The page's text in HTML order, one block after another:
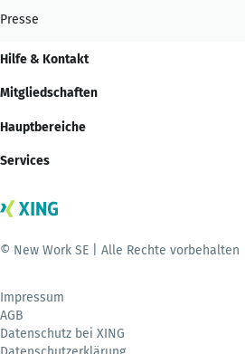
Presse
Hilfe & Kontakt
Mitgliedschaften
Hauptbereiche
Services
© New Work SE | Alle Rechte vorbehalten
Impressum
AGB
Datenschutz bei XING